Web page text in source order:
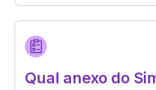
Qual anexo do